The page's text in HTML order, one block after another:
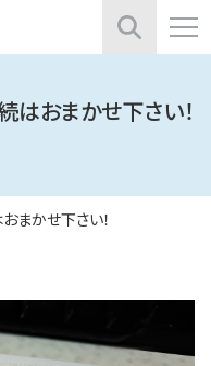
はおまかせ下さい！
まかせ下さい！